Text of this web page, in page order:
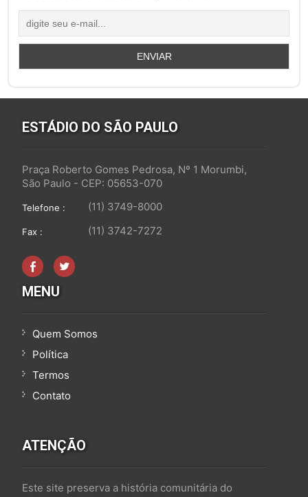
ESTÁDIO DO SÃO PAULO
Praça Roberto Gomes Pedrosa, Nº 1 Morumbi,
São Paulo - CEP: 05653-070
Telefone : (11) 3749-8000
Fax : (11) 3742-7272
MENU
Quem Somos
Política
Termos
Contato
ATENÇÃO
Este site preserva a história comunitária do